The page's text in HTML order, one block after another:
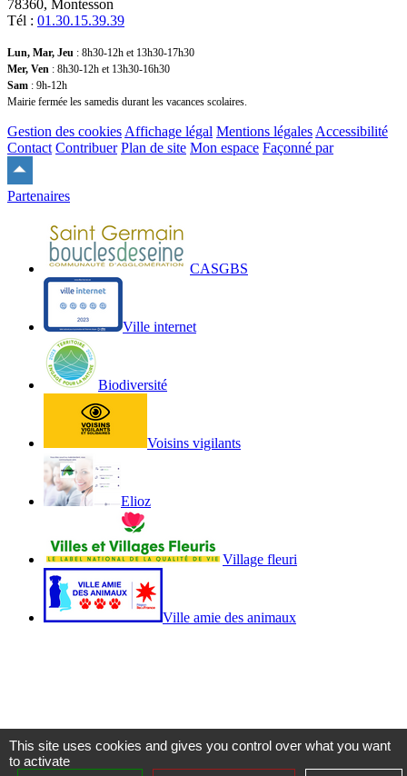
78360, Montesson
Tél : 01.30.15.39.39
Lun, Mar, Jeu : 8h30-12h et 13h30-17h30
Mer, Ven : 8h30-12h et 13h30-16h30
Sam : 9h-12h
Mairie fermée les samedis durant les vacances scolaires.
Gestion des cookies Affichage légal Mentions légales Accessibilité
Contact Contribuer Plan de site Mon espace Façonné par
haut
site
Partenaires
CASGBS
Ville internet
Biodiversité
Voisins vigilants
Elioz
Village fleuri
Ville amie des animaux
This site uses cookies and gives you control over what you want
to activate